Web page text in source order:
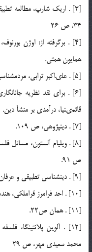
[3] . اريك شارپ، مطالعه
34، ص 26
[4] . برگرفته از: اوژن
همايون همتى.
[5] . على‏اكبر ترابى، مردم‏شناسى، ص 40
[6] . براى نقد نظريه
قائمى‏نيا، درآمدى بر منشأ دين.
[7] . دين‏پژوهى، ص 109.
ص 91.
[9] . دين‏شناسى تطبيقى و عرفان، ص 9ـ10.
[10] . احد فرامرز قراملكى، هندسه معرفتى كلام جديد، ص 179 / ص 21.
[11] . همان ص22.
[12] . آلوين پلانتينگا،
محمد سعيدى مهر، ص 29